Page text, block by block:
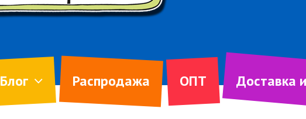
Блог Распродажа ОПТ Доставка